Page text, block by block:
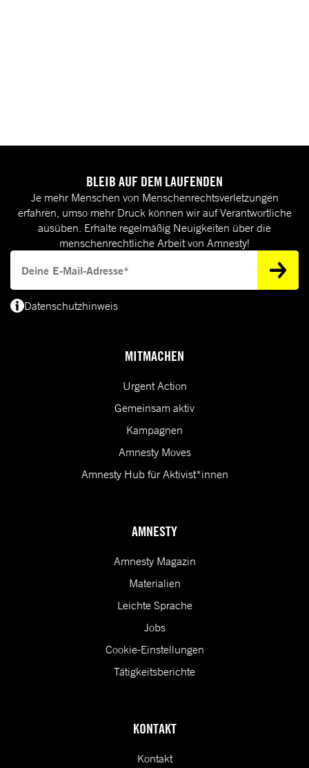
MITMACHEN
Urgent Action
Gemeinsam aktiv
Kampagnen
Amnesty Moves
Amnesty Hub für Aktivist*innen
AMNESTY
Amnesty Magazin
Materialien
Leichte Sprache
Jobs
Cookie-Einstellungen
Tätigkeitsberichte
KONTAKT
Kontakt
BLEIB AUF DEM LAUFENDEN
Je mehr Menschen von Menschenrechtsverletzungen
erfahren, umso mehr Druck können wir auf Verantwortliche
ausüben. Erhalte regelmäßig Neuigkeiten über die
menschenrechtliche Arbeit von Amnesty!
Datenschutzhinweis